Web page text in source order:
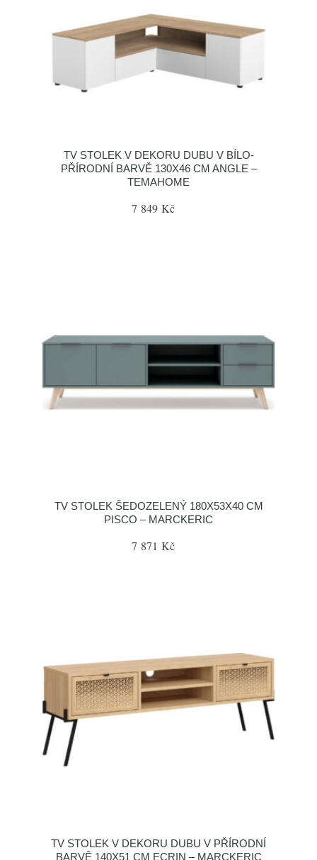
TV STOLEK V DEKORU DUBU V BÍLO-
PŘÍRODNÍ BARVĚ 130X46 CM ANGLE –
TEMAHOME
7 849 Kč
TV STOLEK ŠEDOZELENÝ 180X53X40 CM
PISCO – MARCKERIC
7 871 Kč
TV STOLEK V DEKORU DUBU V PŘÍRODNÍ
BARVĚ 140X51 CM ECRIN – MARCKERIC